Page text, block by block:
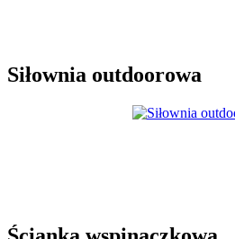
Siłownia outdoorowa